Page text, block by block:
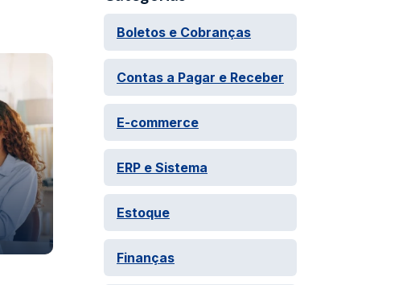
Boletos e Cobranças
Contas a Pagar e Receber
E-commerce
ERP e Sistema
Estoque
Finanças